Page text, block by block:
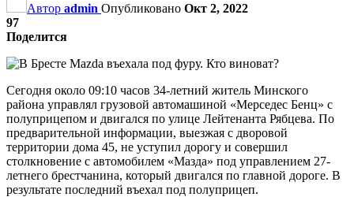
Автор admin Опубликовано Окт 2, 2022
97
Поделится
Сегодня около 09:10 часов 34-летний житель Минского
района управлял грузовой автомашиной «Мерседес Бенц» с
полуприцепом и двигался по улице Лейтенанта Рябцева. По
предварительной информации, выезжая с дворовой
территории дома 45, не уступил дорогу и совершил
столкновение с автомобилем «Мазда» под управлением 27-
летнего брестчанина, который двигался по главной дороге. В
результате последний въехал под полуприцеп.